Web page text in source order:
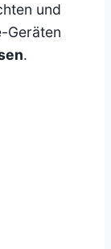
und
Geräten
.